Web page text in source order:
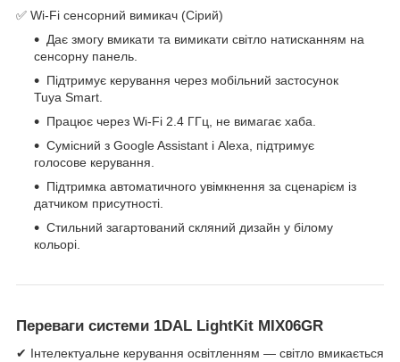
✅ Wi-Fi сенсорний вимикач (Сірий)
Дає змогу вмикати та вимикати світло натисканням на
сенсорну панель.
Підтримує керування через мобільний застосунок
Tuya Smart.
Працює через Wi-Fi 2.4 ГГц, не вимагає хаба.
Сумісний з Google Assistant і Alexa, підтримує
голосове керування.
Підтримка автоматичного увімкнення за сценарієм із
датчиком присутності.
Стильний загартований скляний дизайн у білому
кольорі.
Переваги системи 1DAL LightKit MIX06GR
✔ Інтелектуальне керування освітленням — світло вмикається